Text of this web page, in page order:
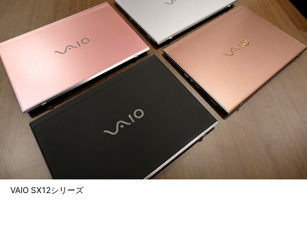
VAIO SX12シリーズ